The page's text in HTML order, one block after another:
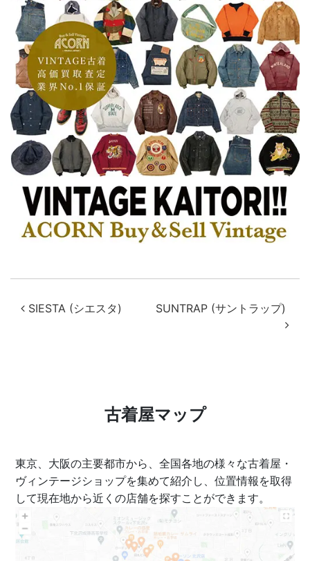
投稿ナビゲーション
SIESTA (シエスタ) SUNTRAP (サントラップ)
古着屋マップ
東京、大阪の主要都市から、全国各地の様々な古着屋・
ヴィンテージショップを集めて紹介し、位置情報を取得
して現在地から近くの店舗を探すことができます。